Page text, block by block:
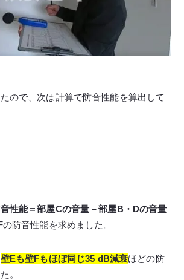
ので、次は計算で防音性能を算出して
性能＝部屋Cの音量－部屋B・Dの音量
防音性能を求めました。
壁Eも壁Fもほぼ同じ35 dB減衰ほどの防
。